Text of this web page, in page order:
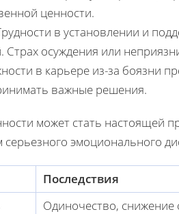
ценности.
в установлении и
осуждения или
в карьере из-за боязни
важные решения.
может стать настоящей
эмоционального
Последствия
Одиночество, снижение